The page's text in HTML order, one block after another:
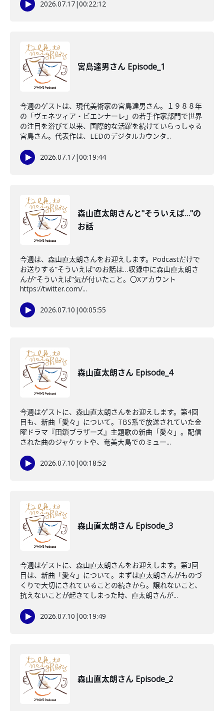
2026.07.17|00:22:12
宮島達男さん Episode_1
今週のゲストは、現代美術家の宮島達男さん。１９８８年
の「ヴェネツィア・ビエンナーレ」の若手作家部門で世界
の注目を浴びて以来、国際的な活躍を続けていらっしゃる
宮島さん。代表作は、LEDのデジタルカウンタ...
2026.07.17|00:19:44
森山直太朗さんと"そういえば…"の
お話
今週は、森山直太朗さんをお迎えします。Podcastだけで
お送りする”そういえば”のお話は…収録中に森山直太朗さ
んが”そういえば”気が付いたこと。〇Xアカウント
https://twitter.com/...
2026.07.10 |00:05:55
森山直太朗さん Episode_4
今週はゲストに、森山直太朗さんをお迎えします。第4回
目も、新曲「愛々」について。TBS系で放送されていた金
曜ドラマ『田鎖ブラザーズ』主題歌の新曲「愛々」。配信
された曲のジャケットや、奄美大島でのミュー...
2026.07.10 |00:18:52
森山直太朗さん Episode_3
今週はゲストに、森山直太朗さんをお迎えします。第3回
目は、新曲「愛々」について。まずは直太朗さんがものづ
くりで大切にされていることの続きから。譲れないこと、
抗えないことが起きてしまった時、直太朗さんが...
2026.07.10 |00:19:49
森山直太朗さん Episode_2